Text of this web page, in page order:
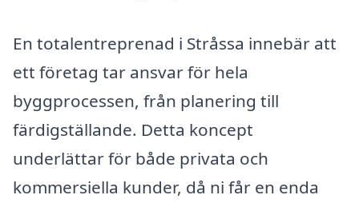
En totalentreprenad i Stråssa innebär att
ett företag tar ansvar för hela
byggprocessen, från planering till
färdigställande. Detta koncept
underlättar för både privata och
kommersiella kunder, då ni får en enda